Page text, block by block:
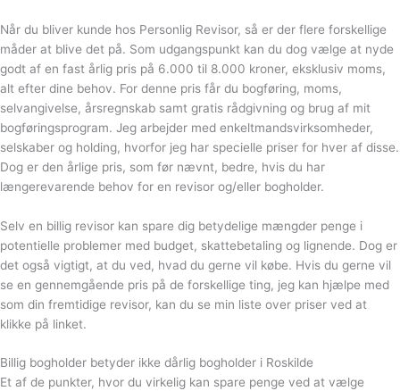
Når du bliver kunde hos Personlig Revisor, så er der flere forskellige
måder at blive det på. Som udgangspunkt kan du dog vælge at nyde
godt af en fast årlig pris på 6.000 til 8.000 kroner, eksklusiv moms,
alt efter dine behov. For denne pris får du bogføring, moms,
selvangivelse, årsregnskab samt gratis rådgivning og brug af mit
bogføringsprogram. Jeg arbejder med enkeltmandsvirksomheder,
selskaber og holding, hvorfor jeg har specielle priser for hver af disse.
Dog er den årlige pris, som før nævnt, bedre, hvis du har
længerevarende behov for en revisor og/eller bogholder.
Selv en billig revisor kan spare dig betydelige mængder penge i
potentielle problemer med budget, skattebetaling og lignende. Dog er
det også vigtigt, at du ved, hvad du gerne vil købe. Hvis du gerne vil
se en gennemgående pris på de forskellige ting, jeg kan hjælpe med
som din fremtidige revisor, kan du se min liste over priser ved at
klikke på linket.
Billig bogholder betyder ikke dårlig bogholder i Roskilde
Et af de punkter, hvor du virkelig kan spare penge ved at vælge